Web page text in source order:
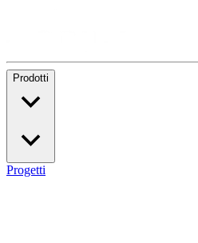
Prodotti
Progetti